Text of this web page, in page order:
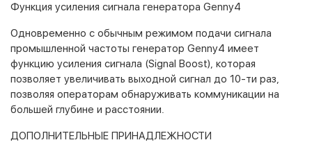
Функция усиления сигнала генератора Genny4
Одновременно с обычным режимом подачи сигнала
промышленной частоты генератор Genny4 имеет
функцию усиления сигнала (Signal Boost), которая
позволяет увеличивать выходной сигнал до 10-ти раз,
позволяя операторам обнаруживать коммуникации на
большей глубине и расстоянии.
ДОПОЛНИТЕЛЬНЫЕ ПРИНАДЛЕЖНОСТИ